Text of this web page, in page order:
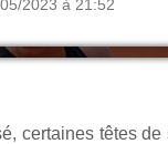
2023 à 21:52
certaines têtes